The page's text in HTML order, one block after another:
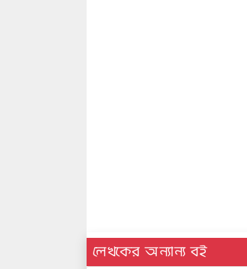
লেখকের অন্যান্য বই